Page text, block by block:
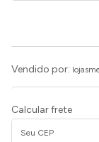
Vendido por:
Calcular frete